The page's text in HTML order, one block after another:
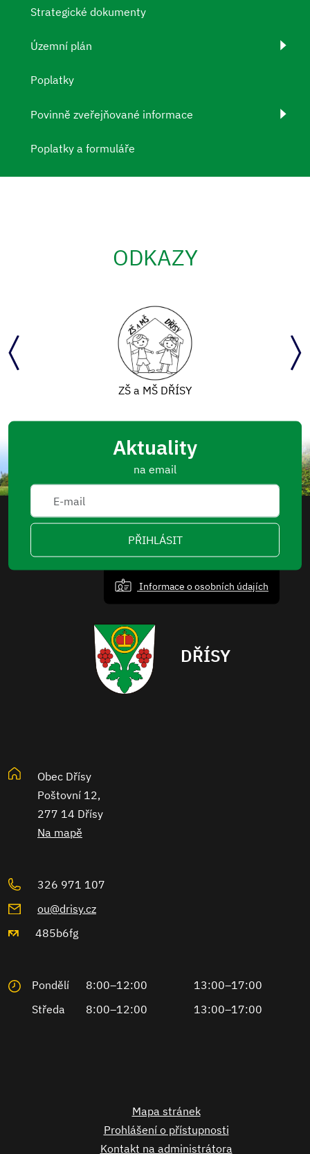
Strategické dokumenty
Územní plán
Poplatky
Povinně zveřejňované informace
Poplatky a formuláře
ODKAZY
ZŠ a MŠ DŘÍSY
Aktuality
na email
PŘIHLÁSIT
Informace o osobních údajích
DŘÍSY
Obec Dřísy
Poštovní 12,
277 14 Dřísy
Na mapě
326 971 107
ou@drisy.cz
485b6fg
Pondělí 8:00–12:00
13:00–17:00
Středa
8:00–12:00 13:00–17:00
Mapa stránek
Prohlášení o přístupnosti
Kontakt na administrátora